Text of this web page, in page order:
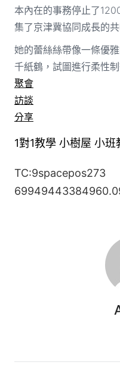
本內在的事務停止了
集了京津冀協同成長的共
她的蕾絲絲帶像一條優
千紙鶴，試圖進行柔性制
聚會
訪談
分享
1對1教學 小樹屋 小班
TC:9spacepos273